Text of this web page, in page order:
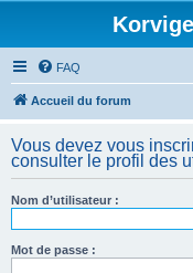
FAQ
Accueil du forum
Vous devez vous
consulter le profil des
Nom d’utilisateur :
Mot de passe :